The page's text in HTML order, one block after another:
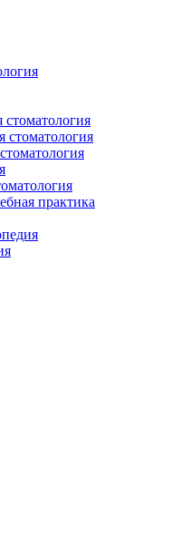
стоматология
стоматология
практика